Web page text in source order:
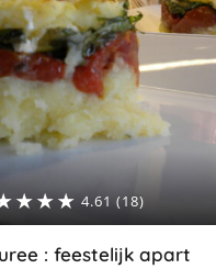
4.61 (18)
: feestelijk apart